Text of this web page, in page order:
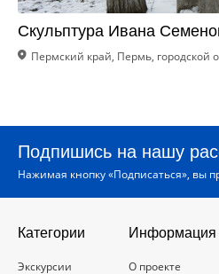
Скульптура Ивана
Пермский край, Пермь, городской
Подпишись на нашу
Нажимая кнопку «Подписаться», вы
Категории
Экскурсии
Информация
О проекте